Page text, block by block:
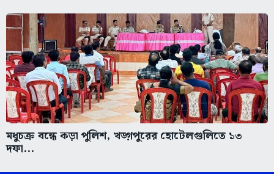
মধুচক্র বন্ধে কড়া পুলিশ, খড়্গপুরের হোটেলগুলিতে ১৩
দফা...